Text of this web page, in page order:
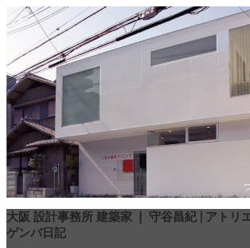
大阪 設計事務所 建築家 ❘ 守谷昌紀 | アトリ
ゲンバ日記